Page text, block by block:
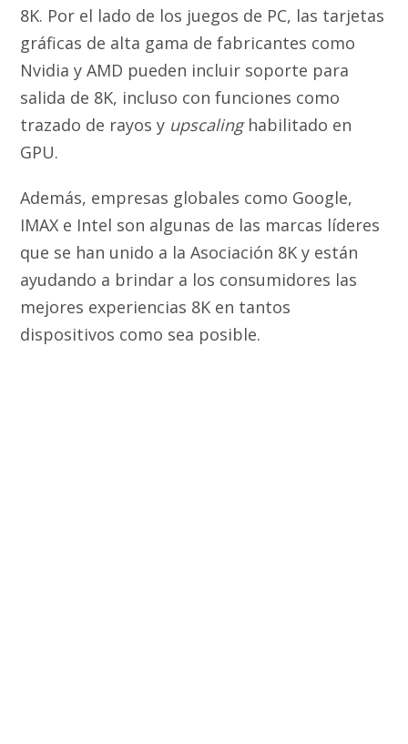
8K. Por el lado de los juegos de PC, las tarjetas
gráficas de alta gama de fabricantes como
Nvidia y AMD pueden incluir soporte para
salida de 8K, incluso con funciones como
trazado de rayos y upscalinghabilitado en
GPU.
Además, empresas globales como Google,
IMAX e Intel son algunas de las marcas líderes
que se han unido a la Asociación 8K y están
ayudando a brindar a los consumidores las
mejores experiencias 8K en tantos
dispositivos como sea posible.